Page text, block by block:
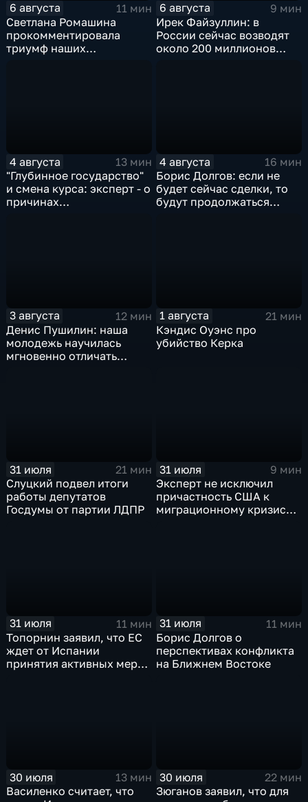
6 августа
11 мин
Светлана Ромашина
прокомментировала
триумф наших
6 августа
9 мин
Ирек Файзуллин: в
России сейчас возводят
около 200 миллионов
4 августа
13 мин
"Глубинное государство"
и смена курса: эксперт - о
причинах
4 августа
16 мин
Борис Долгов: если не
будет сейчас сделки, то
будут продолжаться
3 августа
12 мин
Денис Пушилин: наша
молодежь научилась
мгновенно отличать
1 августа
21 мин
Кэндис Оуэнс про
убийство Керка
31 июля
21 мин
Слуцкий подвел итоги
работы депутатов
Госдумы от партии ЛДПР
31 июля
9 мин
Эксперт не исключил
причастность США к
миграционному кризису в
31 июля
11 мин
Топорнин заявил, что ЕС
ждет от Испании
принятия активных мер
31 июля
11 мин
Борис Долгов о
перспективах конфликта
на Ближнем Востоке
30 июля
13 мин
Василенко считает, что
30 июля
22 мин
Зюганов заявил, что для